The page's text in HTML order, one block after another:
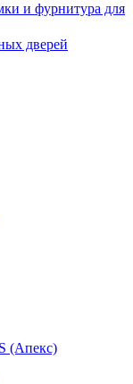
и фурнитура для
дверей
(Апекс)